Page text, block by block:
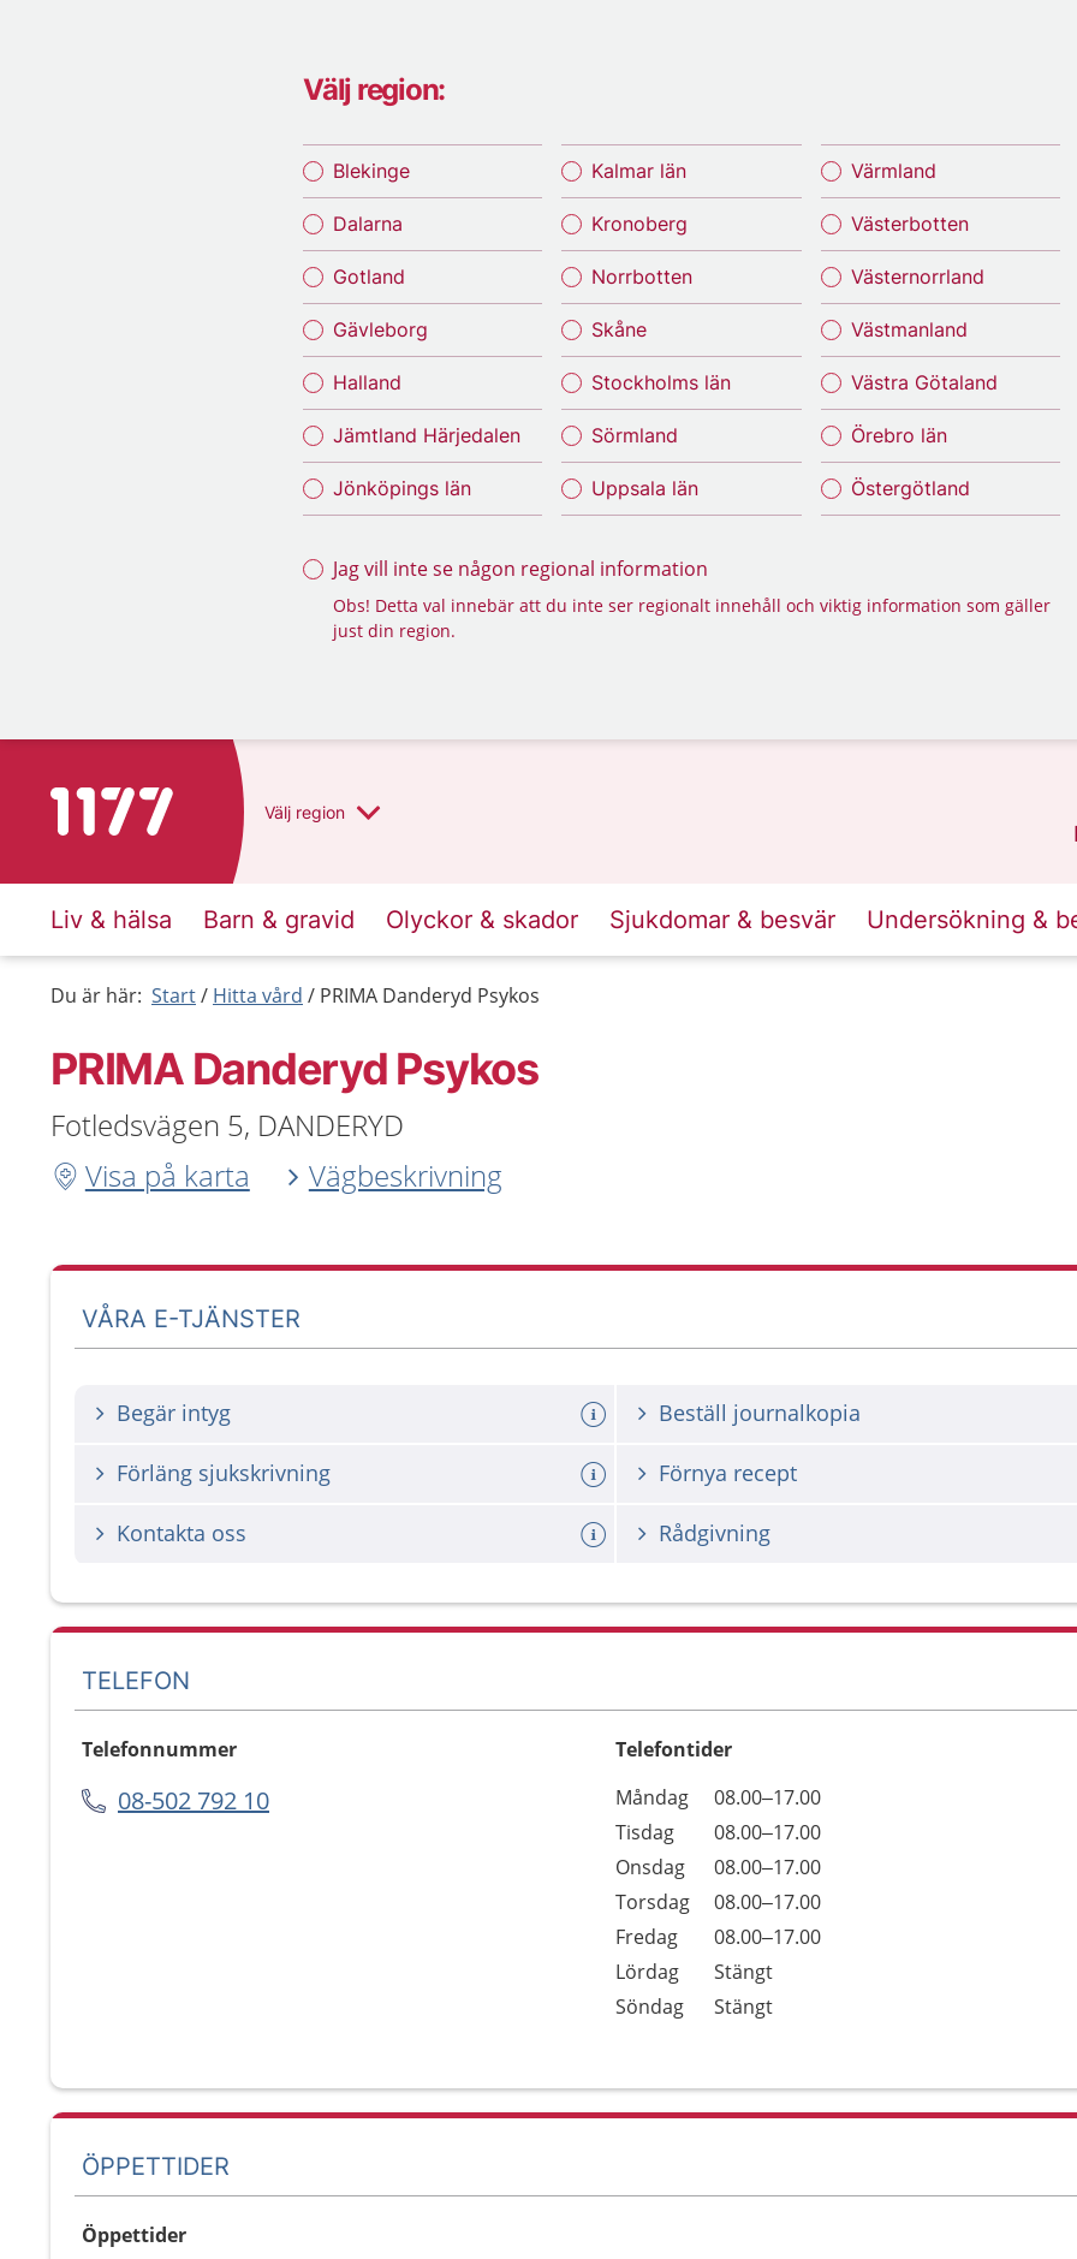
Välj region:
Blekinge
Dalarna
Gotland
Gävleborg
Halland
Jämtland Härjedalen
Jönköpings län
Kalmar län
Kronoberg
Norrbotten
Skåne
Stockholms län
Sörmland
Uppsala län
Värmland
Västerbotten
Västernorrland
Västmanland
Västra Götaland
Örebro län
Östergötland
Jag vill inte se någon regional information
Obs! Detta val innebär att du inte ser regionalt innehåll och viktig information som gäller
just din region.
Till startsidan för 1177 Välj region
Liv & hälsa Barn & gravid Olyckor & skador Sjukdomar & besvär Undersökning &
Du är här: Start Hitta vård PRIMA Danderyd Psykos
PRIMA Danderyd Psykos
Fotledsvägen 5, DANDERYD
Visa på karta
Vägbeskrivning
VÅRA E-TJÄNSTER
Begär intyg Beställ journalkopia
Förläng sjukskrivning Förnya recept
Kontakta oss Rådgivning
TELEFON
Telefonnummer
08-502 792 10
Telefontider
Dag
Öppettider
Kommentarer
Måndag
08.00–17.00
Tisdag
08.00–17.00
Onsdag
08.00–17.00
Torsdag
08.00–17.00
Fredag
08.00–17.00
Lördag
Stängt
Söndag
Stängt
ÖPPETTIDER
Öppettider